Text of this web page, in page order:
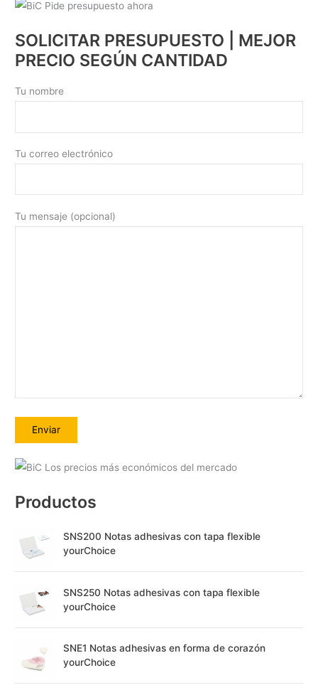
SOLICITAR PRESUPUESTO | MEJOR
PRECIO SEGÚN CANTIDAD
Tu nombre
Tu correo electrónico
Tu mensaje (opcional)
A
t
Productos
SNS200 Notas adhesivas con tapa flexible
yourChoice
SNS250 Notas adhesivas con tapa flexible
yourChoice
SNE1 Notas adhesivas en forma de corazón
yourChoice